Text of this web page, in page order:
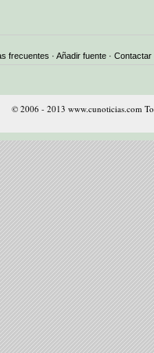
frecuentes · Añadir fuente · Contactar
© 2006 - 2013 www.cunoticias.com